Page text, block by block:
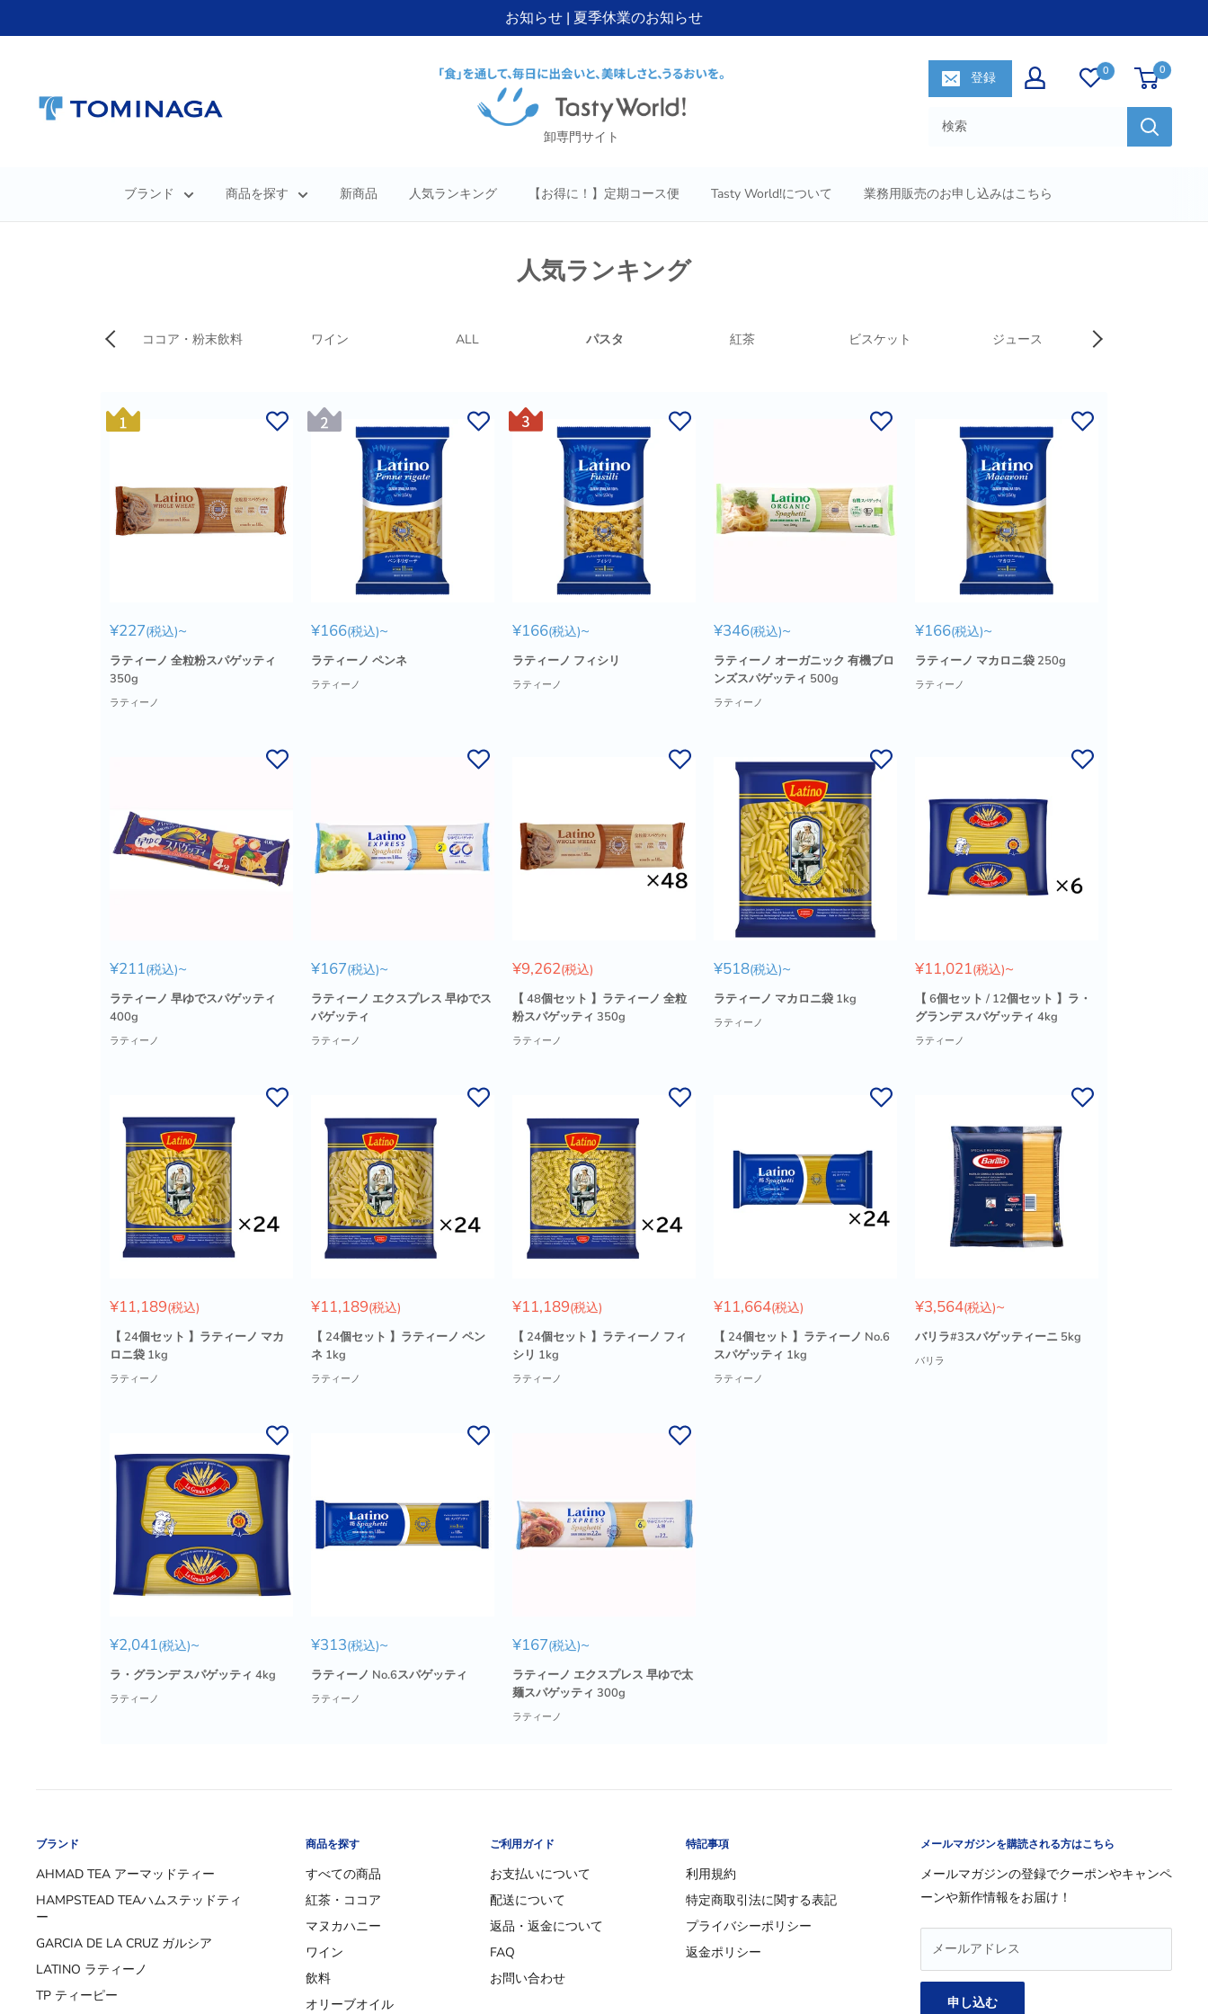
お知らせ | 夏季休業のお知らせ
Tasty
卸専門サイト
登録 0 0
ブランド 商品を探す 新商品 人気ランキング 【お得に！】定期コース便 Tasty World!について 業務用販売のお申し込みはこちら
人気ランキング
ココア・粉末飲料 ワイン ALL パスタ 紅茶 ビスケット ジュース
販
価
格
¥227(税込)~
ラティーノ 全粒粉スパゲッティ
350g
ラティーノ
販
価
格
¥166(税込)~
ラティーノ ペンネ
ラティーノ
販
価
格
¥166(税込)~
ラティーノ フィシリ
ラティーノ
販
価
格
¥346(税込)~
ラティーノ オーガニック 有機ブロ
ンズスパゲッティ 500g
ラティーノ
販
価
格
¥166(税込)~
ラティーノ マカロニ袋 250g
ラティーノ
販
価
格
¥211(税込)~
ラティーノ 早ゆでスパゲッティ
400g
ラティーノ
販
価
格
¥167(税込)~
ラティーノ エクスプレス 早ゆでス
パゲッティ
ラティーノ
販
価
格
¥9,262(税込)
【 48個セット 】ラティーノ 全粒
粉スパゲッティ 350g
ラティーノ
販
価
格
¥518(税込)~
ラティーノ マカロニ袋 1kg
ラティーノ
販
価
格
¥11,021(税込)~
【 6個セット / 12個セット 】ラ・
グランデ スパゲッティ 4kg
ラティーノ
販
価
格
¥11,189(税込)
【 24個セット 】ラティーノ マカ
ロニ袋 1kg
ラティーノ
販
価
格
¥11,189(税込)
【 24個セット 】ラティーノ ペン
ネ 1kg
ラティーノ
販
価
格
¥11,189(税込)
【 24個セット 】ラティーノ フィ
シリ 1kg
ラティーノ
販
価
格
¥11,664(税込)
【 24個セット 】ラティーノ No.6
スパゲッティ 1kg
ラティーノ
販
価
格
¥3,564(税込)~
バリラ#3スパゲッティーニ 5kg
バリラ
販
価
格
¥2,041(税込)~
ラ・グランデ スパゲッティ 4kg
ラティーノ
販
価
格
¥313(税込)~
ラティーノ No.6スパゲッティ
ラティーノ
販
価
格
¥167(税込)~
ラティーノ エクスプレス 早ゆで太
麺スパゲッティ 300g
ラティーノ
ブランド
AHMAD TEA アーマッドティー
HAMPSTEAD TEAハムステッドティ
ー
GARCIA DE LA CRUZ ガルシア
LATINO ラティーノ
TP ティーピー
商品を探す
すべての商品
紅茶・ココア
マヌカハニー
ワイン
飲料
オリーブオイル
ご利用ガイド
お支払いについて
配送について
返品・返金について
FAQ
お問い合わせ
特記事項
利用規約
特定商取引法に関する表記
プライバシーポリシー
返金ポリシー
メールマガジンを購読される方はこちら
メールマガジンの登録でクーポンやキャンペ
ーンや新作情報をお届け！
メールアドレス
申し込む